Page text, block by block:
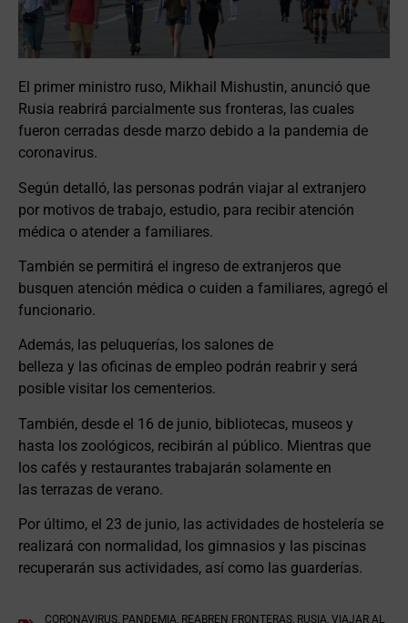
El primer ministro ruso, Mikhail Mishustin, anunció que
Rusia reabrirá parcialmente sus fronteras, las cuales
fueron cerradas desde marzo debido a la pandemia de
coronavirus.
Según detalló, las personas podrán viajar al extranjero
por motivos de trabajo, estudio, para recibir atención
médica o atender a familiares.
También se permitirá el ingreso de extranjeros que
busquen atención médica o cuiden a familiares, agregó el
funcionario.
Además, las peluquerías, los salones de
belleza y las oficinas de empleo podrán reabrir y será
posible visitar los cementerios.
También, desde el 16 de junio, bibliotecas, museos y
hasta los zoológicos, recibirán al público. Mientras que
los cafés y restaurantes trabajarán solamente en
las terrazas de verano.
Por último, el 23 de junio, las actividades de hostelería se
realizará con normalidad, los gimnasios y las piscinas
recuperarán sus actividades, así como las guarderías.
CORONAVIRUS PANDEMIA REABREN FRONTERAS RUSIA VIAJAR AL